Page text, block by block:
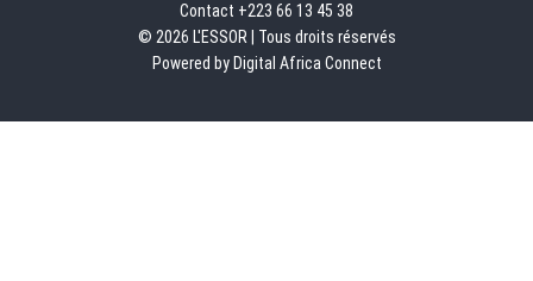
Contact +223 66 13 45 38
© 2026 L'ESSOR | Tous droits réservés
Powered by Digital Africa Connect